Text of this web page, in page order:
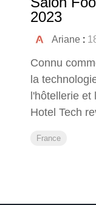
2023
Ariane :
Connu
la
l'hôtellerie et
Hotel Tech
France